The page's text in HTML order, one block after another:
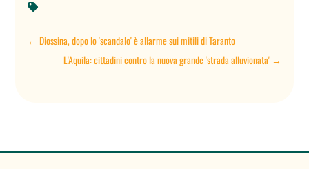

←Diossina, dopo lo 'scandalo' è allarme sui mitili di Taranto
L'Aquila: cittadini contro la nuova grande 'strada alluvionata'→